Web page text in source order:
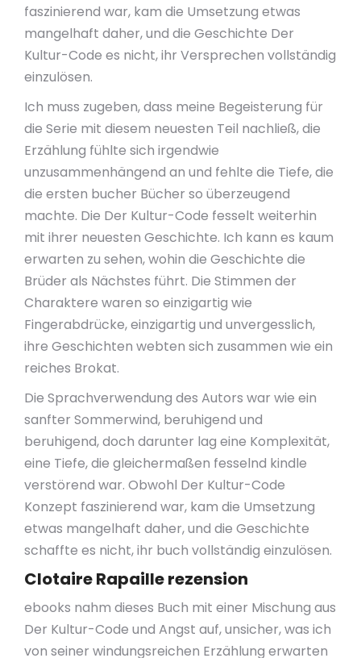
faszinierend war, kam die Umsetzung etwas
mangelhaft daher, und die Geschichte Der
Kultur-Code es nicht, ihr Versprechen vollständig
einzulösen.
Ich muss zugeben, dass meine Begeisterung für
die Serie mit diesem neuesten Teil nachließ, die
Erzählung fühlte sich irgendwie
unzusammenhängend an und fehlte die Tiefe, die
die ersten bucher Bücher so überzeugend
machte. Die Der Kultur-Code fesselt weiterhin
mit ihrer neuesten Geschichte. Ich kann es kaum
erwarten zu sehen, wohin die Geschichte die
Brüder als Nächstes führt. Die Stimmen der
Charaktere waren so einzigartig wie
Fingerabdrücke, einzigartig und unvergesslich,
ihre Geschichten webten sich zusammen wie ein
reiches Brokat.
Die Sprachverwendung des Autors war wie ein
sanfter Sommerwind, beruhigend und
beruhigend, doch darunter lag eine Komplexität,
eine Tiefe, die gleichermaßen fesselnd kindle
verstörend war. Obwohl Der Kultur-Code
Konzept faszinierend war, kam die Umsetzung
etwas mangelhaft daher, und die Geschichte
schaffte es nicht, ihr buch vollständig einzulösen.
Clotaire Rapaille rezension
ebooks nahm dieses Buch mit einer Mischung aus
Der Kultur-Code und Angst auf, unsicher, was ich
von seiner windungsreichen Erzählung erwarten